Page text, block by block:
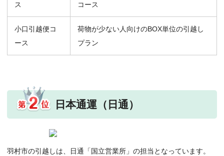
ス
コース
小口引越便コ
ース
荷物が少ない人向けのBOX単位の引越し
プラン
日本通運（日通）
羽村市の引越しは、日通「国立営業所」の担当となっています。